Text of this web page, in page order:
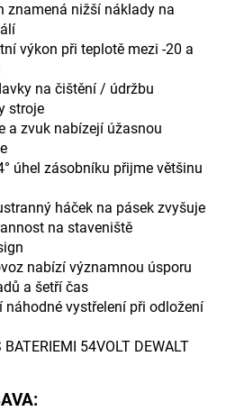
znamená nižší náklady na
í
výkon při teplotě mezi -20 a
na čištění / údržbu
stroje
a zvuk nabízejí úžasnou
úhel zásobníku přijme většinu
háček na pásek zvyšuje
na staveniště
nabízí významnou úsporu
a šetří čas
vystřelení při odložení
54VOLT DEWALT